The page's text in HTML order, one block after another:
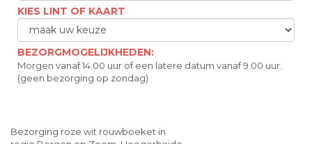
KIES LINT OF KAART
BEZORGMOGELIJKHEDEN:
Morgen vanaf 14.00 uur of een latere datum vanaf 9.00 uur.
(geen bezorging op zondag)
Bezorging roze wit rouwboeket in